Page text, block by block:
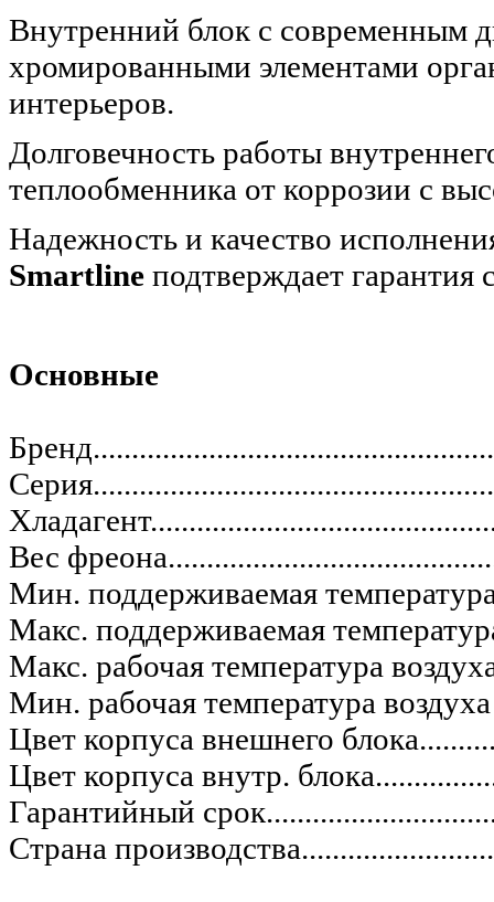
Внутренний блок с современным
хромированными элементами
интерьеров.
Долговечность работы
теплообменника от коррозии с
Надежность и качество
Smartline подтверждает гарантия
Основные
Вес
Мин. поддерживаемая
Макс. поддерживаемая
Макс. рабочая температура
Мин. рабочая температура
Цвет корпуса внешнего
Цвет корпуса внутр.
Гарантийный
Страна